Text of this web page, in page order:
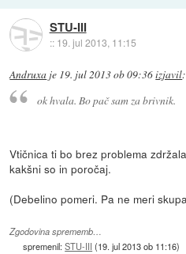
STU-III
:: 19. jul 2013, 11:15
Andruxa je 19. jul 2013 ob 09:36izjavil:
ok hvala. Bo pač sam za brivnik.
Vtičnica ti bo brez problema
kakšni so in poročaj.
(Debelino pomeri. Pa ne meri
Zgodovina sprememb…
spremenil:STU-III (19. jul 2013 ob 11:16)